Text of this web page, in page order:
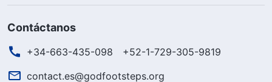
Contáctanos
+34-663-435-098
+52-1-729-305-9819
contact.es@godfootsteps.org